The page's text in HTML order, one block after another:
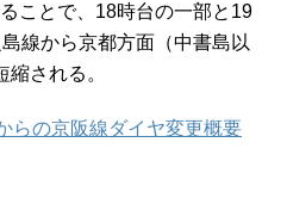
ことで、18時台の一部と19
線から京都方面（中書島以
される。
らの京阪線ダイヤ変更概要